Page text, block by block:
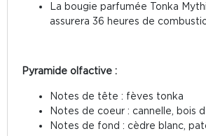
La bougie parfumée Tonka
assurera 36 heures de
Pyramide olfactive :
Notes de tête : fèves tonka
Notes de coeur : cannelle, bois
Notes de fond : cèdre blanc,